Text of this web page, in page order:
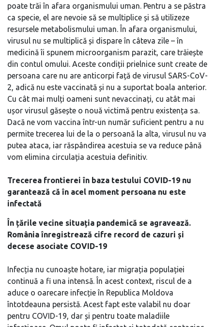
poate trăi în afara organismului uman. Pentru a se păstra
ca specie, el are nevoie să se multiplice și să utilizeze
resursele metabolismului uman. În afara organismului,
virusul nu se multiplică și dispare în câteva zile – în
medicină îi spunem microorganism parazit, care trăiește
din contul omului. Aceste condiții prielnice sunt create de
persoana care nu are anticorpi față de virusul SARS-CoV-
2, adică nu este vaccinată și nu a suportat boala anterior.
Cu cât mai mulți oameni sunt nevaccinați, cu atât mai
ușor virusul găsește o nouă victimă pentru existența sa.
Dacă ne vom vaccina într-un număr suficient pentru a nu
permite trecerea lui de la o persoană la alta, virusul nu va
putea ataca, iar răspândirea acestuia se va reduce până
vom elimina circulația acestuia definitiv.
Trecerea frontierei în baza testului COVID-19 nu
garantează că în acel moment persoana nu este
infectată
În țările vecine situația pandemică se agravează.
România înregistrează cifre record de cazuri și
decese asociate COVID-19
Infecția nu cunoaște hotare, iar migrația populației
continuă a fi una intensă. În acest context, riscul de a
aduce o oarecare infecție în Republica Moldova
întotdeauna persistă. Acest fapt este valabil nu doar
pentru COVID-19, dar și pentru toate maladiile